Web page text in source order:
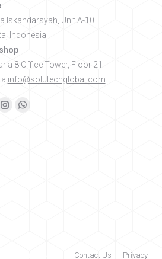
Iskandarsyah, Unit A-10
Indonesia
8 Office Tower, Floor 21
info@solutechglobal.com
on:
Contact Us Privacy